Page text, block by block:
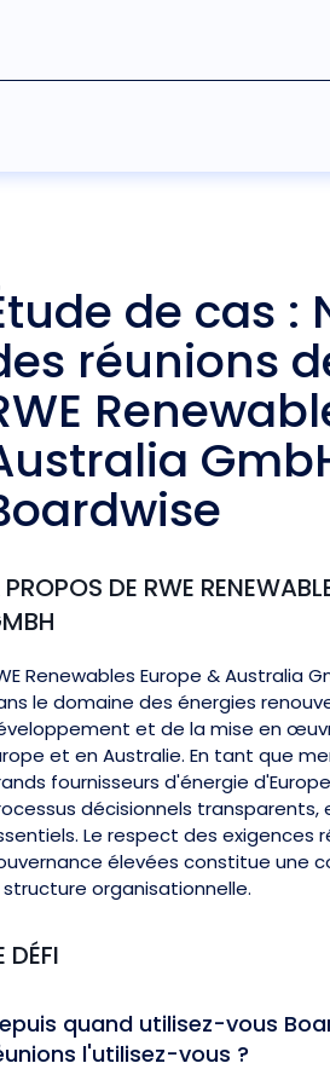
de cas :
réunions
DE RWE
Renewables Europe & Australia
le domaine des énergies
et de la mise en
et en Australie. En tant que
fournisseurs d'énergie
décisionnels
Le respect des exigences
élevées constitue une
structure organisationnelle.
DÉFI
quand utilisez-vous
l'utilisez-vous ?